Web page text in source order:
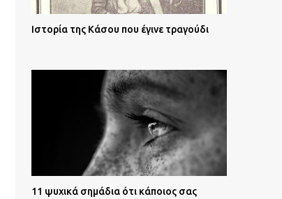
Ιστορία της Κάσου που έγινε τραγούδι
11 ψυχικά σημάδια ότι κάποιος σας